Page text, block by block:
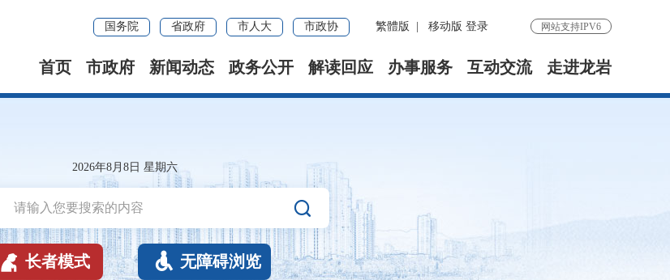
国务院 省政府 市人大 市政协 繁體版 移动版 登录 网站支持IPV6
首页 市政府 新闻动态 政务公开 解读回应 办事服务 互动交流 走进龙岩
2026年8月8日 星期六

 长者模式  无障碍浏览